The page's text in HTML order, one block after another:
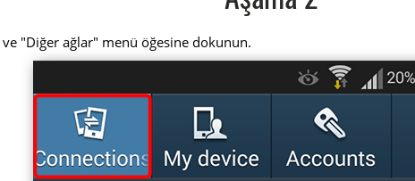
"Diğer ağlar" menü öğesine dokunun.